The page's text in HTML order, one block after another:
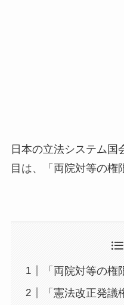
日本の立法システム国
目は、「両院対等の権
「両院対等の権
「憲法改正発議